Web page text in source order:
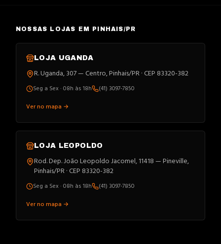
NOSSAS LOJAS EM PINHAIS/PR
LOJA UGANDA
R. Uganda, 307 — Centro, Pinhais/PR · CEP 83320-382
Seg a Sex · 08h às 18h
(41) 3097-7850
Ver no mapa →
LOJA LEOPOLDO
Rod. Dep. João Leopoldo Jacomel, 11418 — Pineville,
Pinhais/PR · CEP 83320-382
Seg a Sex · 08h às 18h
(41) 3097-7850
Ver no mapa →